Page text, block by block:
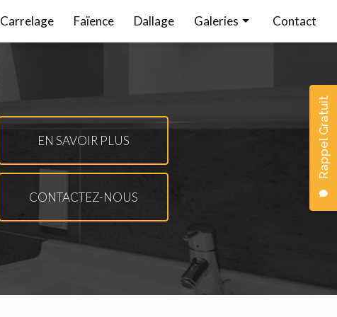
Rappel Gratuit
Carrelage Faïence Dallage Galeries Contact
EN SAVOIR PLUS
CONTACTEZ-NOUS